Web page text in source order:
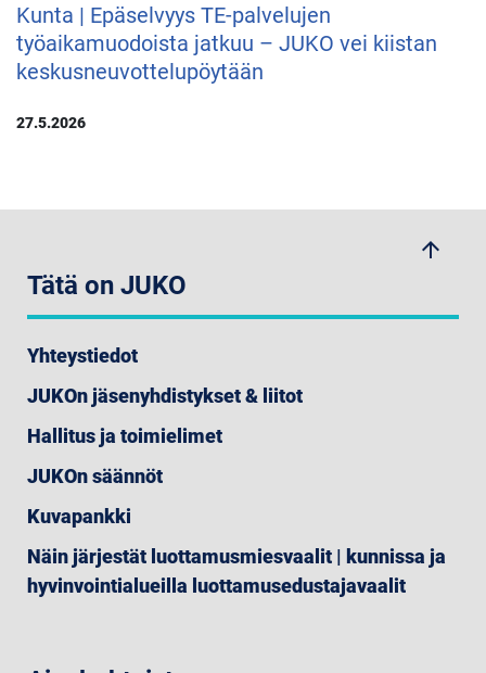
Kunta | Epäselvyys TE-palvelujen
työaikamuodoista jatkuu – JUKO vei kiistan
keskusneuvottelupöytään
27.5.2026
arrow_upwards
Tätä on JUKO
Yhteystiedot
JUKOn jäsenyhdistykset & liitot
Hallitus ja toimielimet
JUKOn säännöt
Kuvapankki
Näin järjestät luottamusmiesvaalit | kunnissa ja
hyvinvointialueilla luottamusedustajavaalit